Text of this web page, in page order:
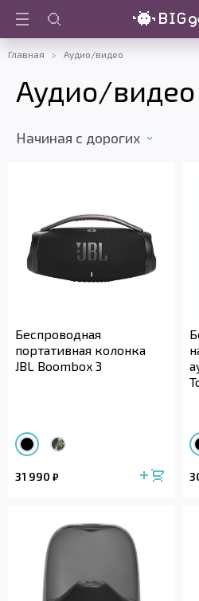
Главная Аудио/видео
Аудио/видео
Начиная с дорогих
Беспроводная
портативная колонка
JBL Boombox 3
31 990 ₽